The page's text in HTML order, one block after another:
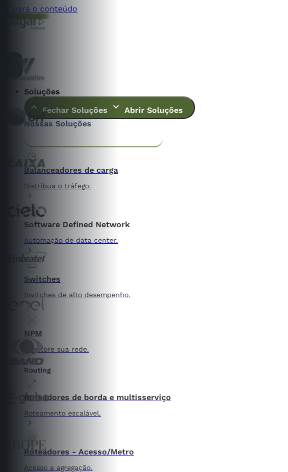
Ir para o conteúdo
Soluções
Fechar Soluções
Abrir Soluções
Nossas Soluções
Balanceadores de carga
Distribua o tráfego.
Software Defined Network
Automação de data center.
Switches
Switches de alto desempenho.
NPM
Monitore sua rede.
Routing
Roteadores de borda e multisserviço
Roteamento escalável.
Roteadores - Acesso/Metro
Acesso e agregação.